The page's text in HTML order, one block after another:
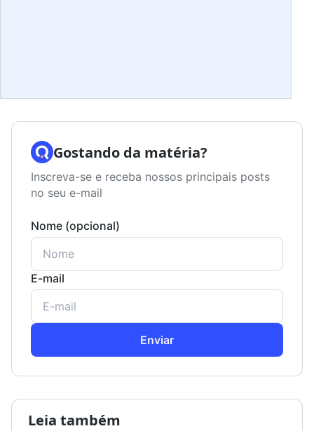
Gostando da matéria?
Inscreva-se e receba nossos principais posts
no seu e-mail
Nome (opcional)
E-mail
Enviar
Leia também